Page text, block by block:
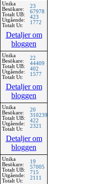
Unika
Besökare:
Totalt UB:
Utgående:
Totalt Ut:
23
67978
423
1772
Detaljer om
bloggen
Unika
Besökare:
Totalt UB:
Utgående:
Totalt Ut:
22
44409
402
1577
Detaljer om
bloggen
Unika
Besökare:
Totalt UB:
Utgående:
Totalt Ut:
20
310239
422
2321
Detaljer om
bloggen
Unika
Besökare:
Totalt UB:
Utgående:
Totalt Ut:
19
57005
715
2111